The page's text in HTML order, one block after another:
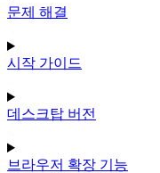
문제 해결
시작 가이드
데스크탑 버전
브라우저 확장 기능